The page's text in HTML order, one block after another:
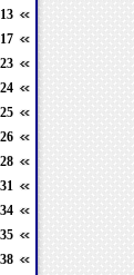
013
017
023
024
025
026
028
031
034
035
038